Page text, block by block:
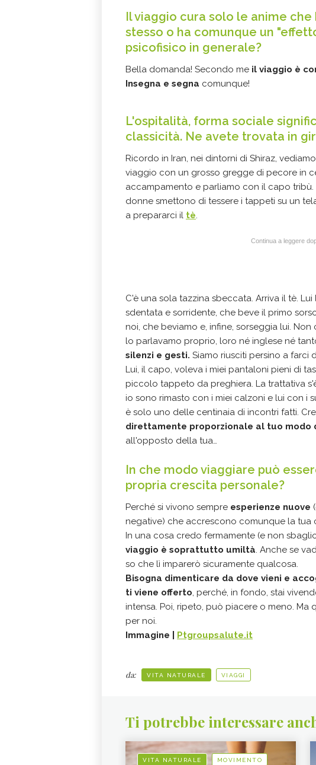
Il viaggio cura solo le anime
stesso o ha comunque un
psicofisico in generale?
Bella domanda! Secondo me il viaggio è
Insegna e segna comunque!
L'ospitalità, forma sociale
classicità. Ne avete trovata in
Ricordo in Iran, nei dintorni di Shiraz,
viaggio con un grosso gregge di pecore in
accampamento e parliamo con il capo tribù.
donne smettono di tessere i tappeti su un
a prepararci il tè.
Continua a leggere
C'è una sola tazzina sbeccata. Arriva il tè.
sdentata e sorridente, che beve il primo
noi, che beviamo e, infine, sorseggia lui.
lo parlavamo proprio, loro né inglese né
silenzi e gesti. Siamo riusciti persino a farci
Lui, il capo, voleva i miei pantaloni pieni di
piccolo tappeto da preghiera. La trattativa
io sono rimasto con i miei calzoni e lui con i
è solo uno delle centinaia di incontri fatti.
direttamente proporzionale al tuo modo
all'opposto della tua…
In che modo viaggiare può
propria crescita personale?
Perché si vivono sempre esperienze nuove
negative) che accrescono comunque la tua
In una cosa credo fermamente (e non
viaggio è soprattutto umiltà. Anche se
so che lì imparerò sicuramente qualcosa.
Bisogna dimenticare da dove vieni e
ti viene offerto, perché, in fondo, stai
intensa. Poi, ripeto, può piacere o meno. Ma
per noi.
Immagine | Ptgroupsalute.it
da: VITA NATURALE VIAGGI
Ti potrebbe interessare
VITA NATURALE MOVIMENTO